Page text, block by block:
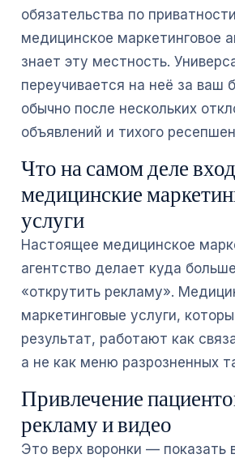
обязательства по
медицинское маркетинговое
знает эту местность.
переучивается на неё за
обычно после нескольких
объявлений и тихого
Что на самом деле
медицинские
услуги
Настоящее медицинское
агентство делает куда
«открутить рекламу».
маркетинговые услуги,
результат, работают как
а не как меню разрозненных
Привлечение
рекламу и видео
Это верх воронки — показать